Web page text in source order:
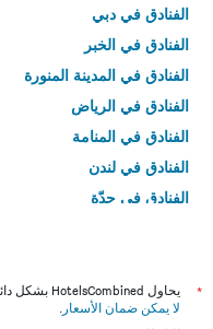
الفنادق في دبي
الفنادق في الخبر
الفنادق في المدينة المنورة
الفنادق في الرياض
الفنادق في المنامة
الفنادق في لندن
الفنادق في جدّة
*
يحاول HotelsCombined بشكل دائم الحصول على الأسعار الدقيقة، ولكن
لا يمكن ضمان الأسعار .